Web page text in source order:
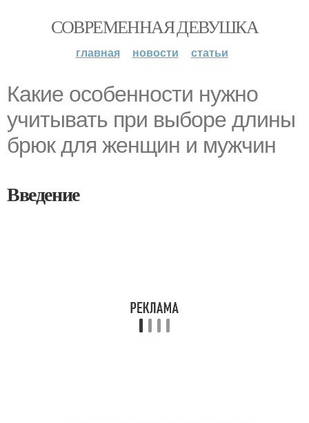
СОВРЕМЕННАЯ ДЕВУШКА
главная новости статьи
Какие особенности нужно
учитывать при выборе длины
брюк для женщин и мужчин
Введение